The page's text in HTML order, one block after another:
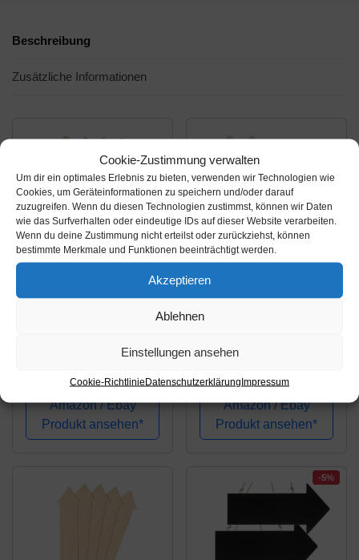
Cookie-Zustimmung verwalten
Um dir ein optimales Erlebnis zu bieten, verwenden wir Technologien wie
Cookies, um Geräteinformationen zu speichern und/oder darauf
zuzugreifen. Wenn du diesen Technologien zustimmst, können wir Daten
wie das Surfverhalten oder eindeutige IDs auf dieser Website verarbeiten.
Wenn du deine Zustimmung nicht erteilst oder zurückziehst, können
bestimmte Merkmale und Funktionen beeinträchtigt werden.
Akzeptieren
Ablehnen
Einstellungen ansehen
Cookie-RichtlinieDatenschutzerklärungImpressum
Beschreibung
Zusätzliche Informationen
Holzzeiger Anhängers
aus Sperrholzplatte |
30 x 11 cm |
Unlackierten Form-
Scheiben | Holz Zeiger
Amazon / Ebay
Produkt ansehen*
Amazon.de
16,94€
Große Holzzeiger
Anhängers aus
Sperrholz | 40 x 9 cm |
Unlackierten Form-
Scheiben | Holz Zeiger
Amazon / Ebay
Produkt ansehen*
-5%